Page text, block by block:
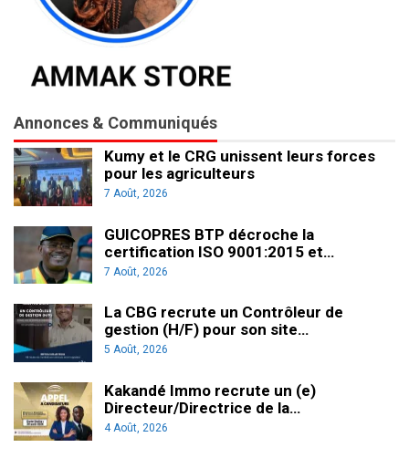
Annonces & Communiqués
Kumy et le CRG unissent leurs forces
pour les agriculteurs
7 Août, 2026
GUICOPRES BTP décroche la
certification ISO 9001:2015 et…
7 Août, 2026
La CBG recrute un Contrôleur de
gestion (H/F) pour son site…
5 Août, 2026
Kakandé Immo recrute un (e)
Directeur/Directrice de la…
4 Août, 2026